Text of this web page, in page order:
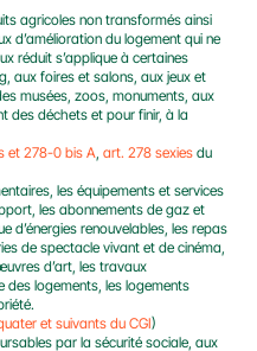
agricoles non transformés ainsi
d’amélioration du logement qui ne
réduit s’applique à certaines
aux foires et salons, aux jeux et
musées, zoos, monuments, aux
des déchets et pour finir, à la
et 278-0 bis A art. 278 sexies du
les équipements et services
les abonnements de gaz et
d’énergies renouvelables, les repas
de spectacle vivant et de cinéma,
d’art, les travaux
des logements, les logements
et suivants du CGI)
par la sécurité sociale, aux